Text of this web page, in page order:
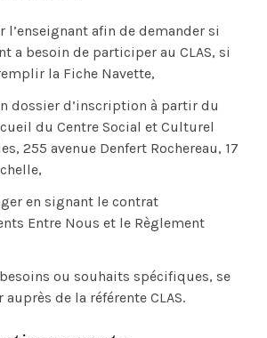
l’enseignant afin de demander si
a besoin de participer au CLAS, si
la Fiche Navette,
dossier d’inscription à partir du
du Centre Social et Culturel
255 avenue Denfert Rochereau, 17
en signant le contrat
Entre Nous et le Règlement
ou souhaits spécifiques, se
auprès de la référente CLAS.